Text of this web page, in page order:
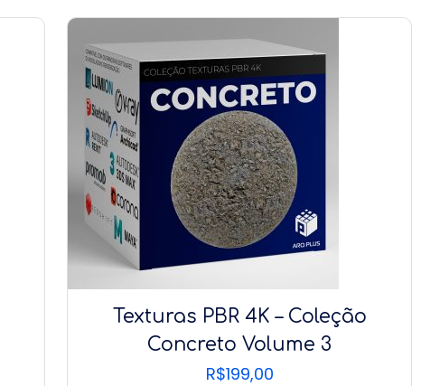
Texturas PBR 4K – Coleção
Concreto Volume 3
R$199,00